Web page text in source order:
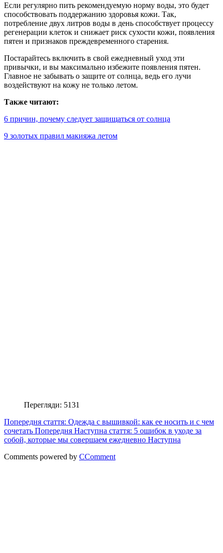
Если регулярно пить рекомендуемую норму воды, это будет
способствовать поддержанию здоровья кожи. Так,
потребление двух литров воды в день способствует процессу
регенерации клеток и снижает риск сухости кожи, появления
пятен и признаков преждевременного старения.
Постарайтесь включить в свой ежедневный уход эти
привычки, и вы максимально избежите появления пятен.
Главное не забывать о защите от солнца, ведь его лучи
воздействуют на кожу не только летом.
Также читают:
6 причин, почему следует защищаться от солнца
9 золотых правил макияжа летом
Перегляди: 5131
Попередня стаття: Одежда с вышивкой: как ее носить и с чем
сочетать Попередня Наступна стаття: 5 ошибок в уходе за
собой, которые мы совершаем ежедневно Наступна
Comments powered by CComment